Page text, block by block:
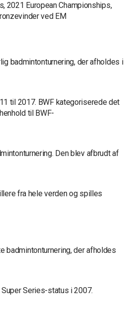
2021 European Championships,
ved EM
badmintonturnering, der afholdes i
til 2017. BWF kategoriserede det
til BWF-
Den blev afbrudt af
fra hele verden og spilles
badmintonturnering, der afholdes
Series-status i 2007.